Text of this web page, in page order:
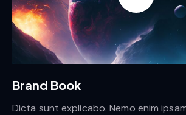
Brand Book
Dicta sunt explicabo. Nemo enim